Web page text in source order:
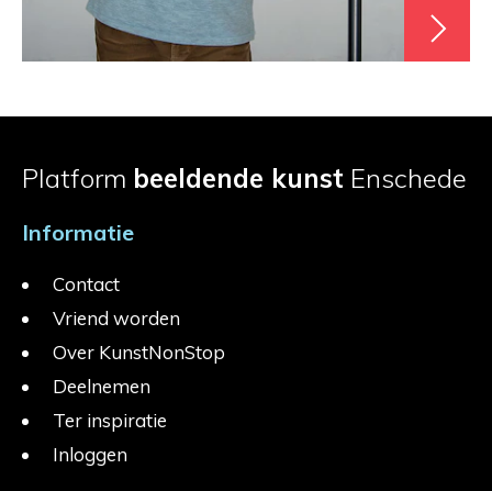
Platform beeldende kunst Enschede
Informatie
Contact
Vriend worden
Over KunstNonStop
Deelnemen
Ter inspiratie
Inloggen